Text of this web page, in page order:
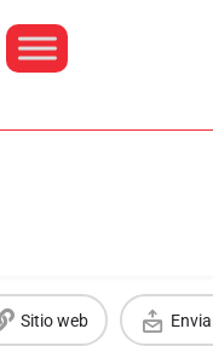
Sitio web